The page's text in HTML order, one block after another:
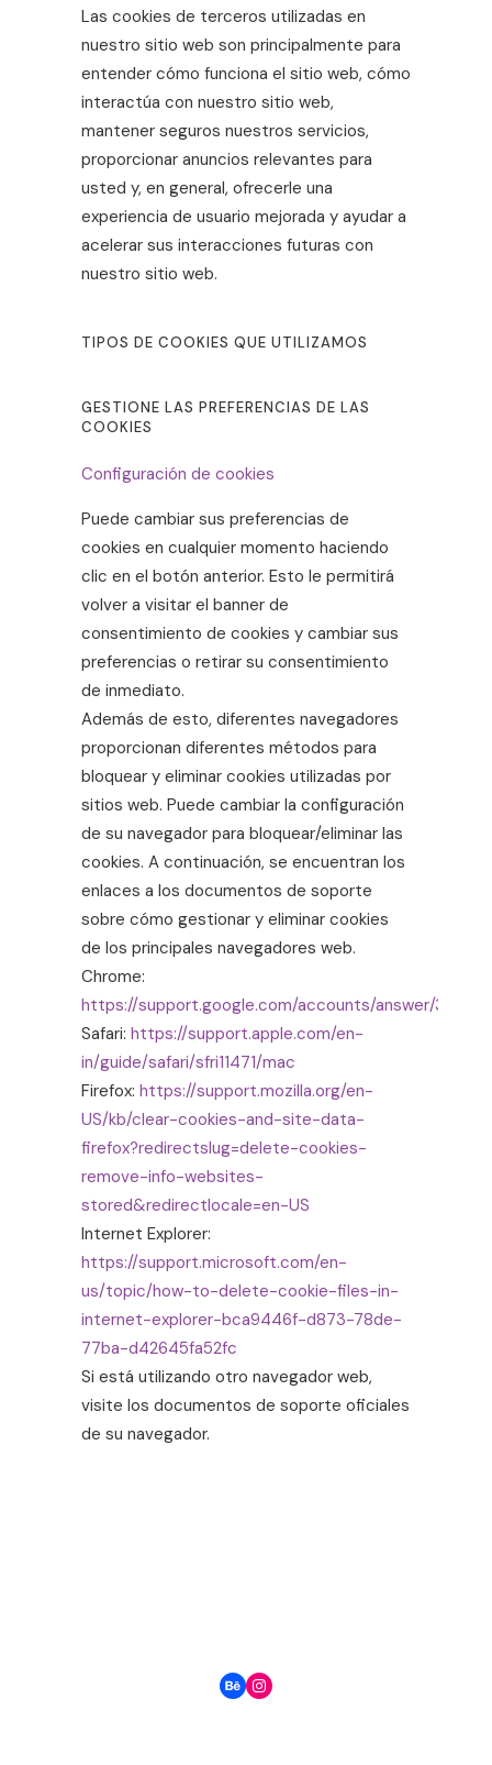
Las cookies de terceros utilizadas en
nuestro sitio web son principalmente para
entender cómo funciona el sitio web, cómo
interactúa con nuestro sitio web,
mantener seguros nuestros servicios,
proporcionar anuncios relevantes para
usted y, en general, ofrecerle una
experiencia de usuario mejorada y ayudar a
acelerar sus interacciones futuras con
nuestro sitio web.
TIPOS DE COOKIES QUE UTILIZAMOS
GESTIONE LAS PREFERENCIAS DE LAS
COOKIES
Configuración de cookies
Puede cambiar sus preferencias de
cookies en cualquier momento haciendo
clic en el botón anterior. Esto le permitirá
volver a visitar el banner de
consentimiento de cookies y cambiar sus
preferencias o retirar su consentimiento
de inmediato.
Además de esto, diferentes navegadores
proporcionan diferentes métodos para
bloquear y eliminar cookies utilizadas por
sitios web. Puede cambiar la configuración
de su navegador para bloquear/eliminar las
cookies. A continuación, se encuentran los
enlaces a los documentos de soporte
sobre cómo gestionar y eliminar cookies
de los principales navegadores web.
Chrome:
https://support.google.com/accounts/answer/32050
Safari: https://support.apple.com/en-
in/guide/safari/sfri11471/mac
Firefox: https://support.mozilla.org/en-
US/kb/clear-cookies-and-site-data-
firefox?redirectslug=delete-cookies-
remove-info-websites-
stored&redirectlocale=en-US
Internet Explorer:
https://support.microsoft.com/en-
us/topic/how-to-delete-cookie-files-in-
internet-explorer-bca9446f-d873-78de-
77ba-d42645fa52fc
Si está utilizando otro navegador web,
visite los documentos de soporte oficiales
de su navegador.
Behance
Instagram